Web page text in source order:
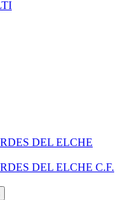
DEL ELCHE
DEL ELCHE C.F.